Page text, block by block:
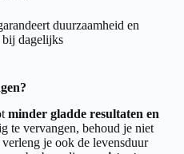
duurzaamheid en
bij dagelijks
minder gladde resultaten en
te vervangen, behoud je niet
je ook de levensduur